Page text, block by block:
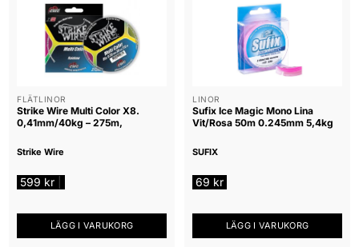
FLÄTLINOR
Strike Wire Multi Color X8.
0,41mm/40kg – 275m,
Strike Wire
599 kr
LÄGG I VARUKORG
LINOR
Sufix Ice Magic Mono Lina
Vit/Rosa 50m 0.245mm 5,4kg
SUFIX
69 kr
LÄGG I VARUKORG